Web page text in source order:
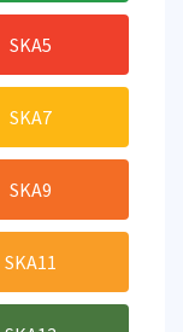
SKA5
SKA7
SKA9
SKA11